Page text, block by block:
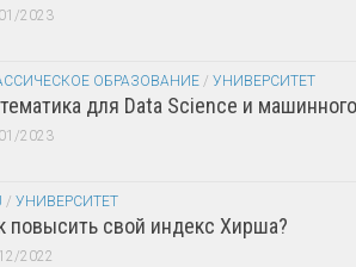
2023
ОБРАЗОВАНИЕ / УНИВЕРСИТЕТ
для Data Science и
2023
/ УНИВЕРСИТЕТ
повысить свой индекс Хирша?
2022